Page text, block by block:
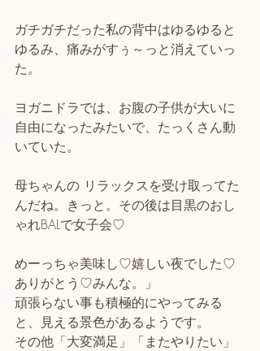
ガチガチだった私の背中はゆるゆると
ゆるみ、痛みがすぅ～っと消えていっ
た。
ヨガニドラでは、お腹の子供が大いに
自由になったみたいで、たっくさん動
いていた。
母ちゃんの リラックスを受け取ってた
んだね。きっと。その後は目黒のおし
ゃれBALで女子会♡
めーっちゃ美味し♡嬉しい夜でした♡
ありがとう♡みんな。」
頑張らない事も積極的にやってみる
と、見える景色があるようです。
その他「大変満足」「またやりたい」